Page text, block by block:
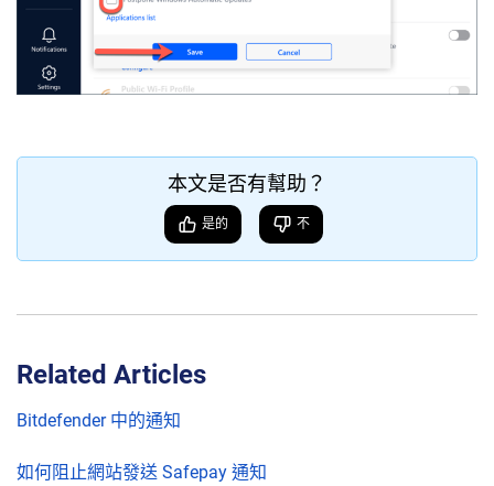
本文是否有幫助？
是的 不
Related Articles
Bitdefender 中的通知
如何阻止網站發送 Safepay 通知